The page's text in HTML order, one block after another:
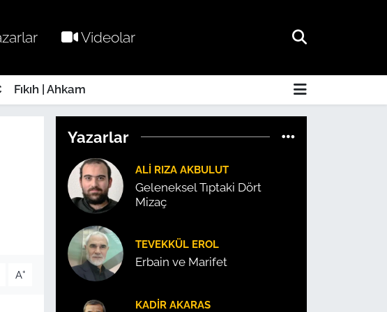
Videolar
Fıkıh | Ahkam
A+
Yazarlar
ALI RIZA AKBULUT
Geleneksel Tıptaki Dört
Mizaç
TEVEKKÜL EROL
Erbain ve Marifet
KADIR AKARAS